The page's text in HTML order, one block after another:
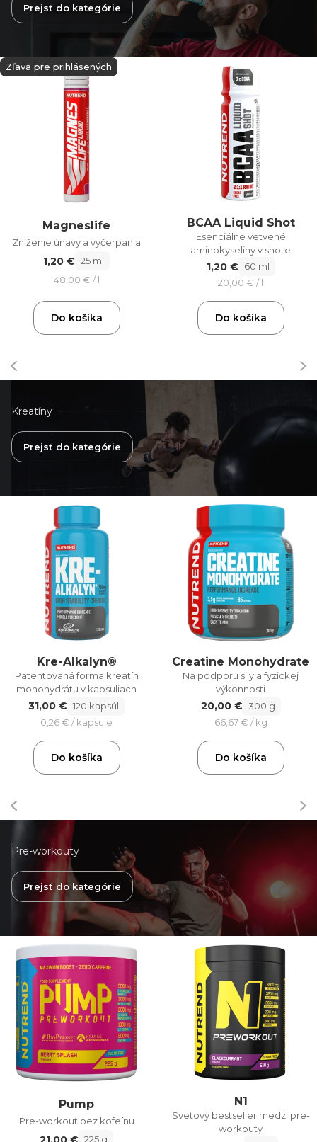
Prejsť do kategórie
Zľava pre prihlásených
Magneslife
Zníženie únavy a vyčerpania
1,20 € 25 ml
48,00 € / l
Do košíka
BCAA Liquid Shot
Esenciálne vetvené
aminokyseliny v shote
1,20 €
60 ml
20,00 € / l
Do košíka
Kreatíny
Prejsť do kategórie
Kre-Alkalyn®
Patentovaná forma kreatín
monohydrátu v kapsuliach
31,00 € 120 kapsúl
0,26 € / kapsule
Do košíka
Creatine Monohydrate
Na podporu sily a fyzickej
výkonnosti
20,00 € 300 g
66,67 € / kg
Do košíka
Pre-workouty
Prejsť do kategórie
Pump
Pre-workout bez kofeínu
225 g
N1
Svetový bestseller medzi pre-
workouty